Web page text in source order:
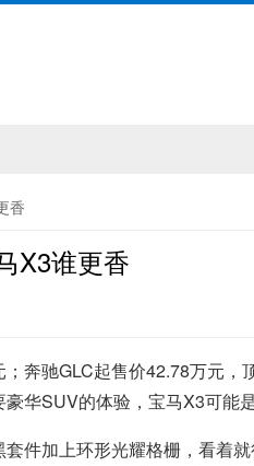
香
X3谁更香
奔驰GLC起售价42.78万元，
华SUV的体验，宝马X3可能是
件加上环形光耀格栅，看着